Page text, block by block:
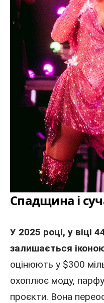
Спадщина і
У 2025 році, у віці
залишається
оцінюють у $300
охоплює моду,
проєкти. Вона